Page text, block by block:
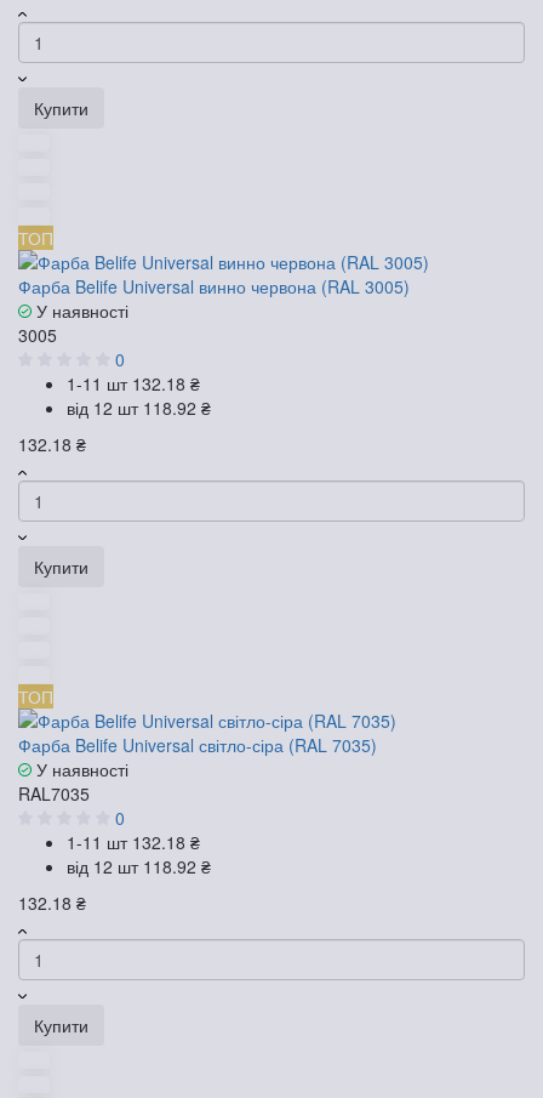
Купити
ТОП
Фарба Belife Universal винно червона (RAL 3005)
У наявності
3005
0
1-11 шт 132.18 ₴
від 12 шт 118.92 ₴
132.18 ₴
Купити
ТОП
Фарба Belife Universal світло-сіра (RAL 7035)
У наявності
RAL7035
0
1-11 шт 132.18 ₴
від 12 шт 118.92 ₴
132.18 ₴
Купити